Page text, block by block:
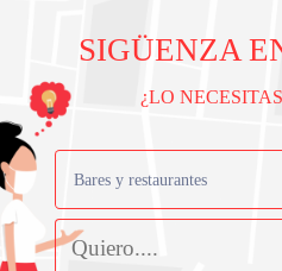
SIGÜENZA
¿LO
Bares y restaurantes